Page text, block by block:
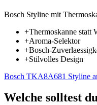
Bosch Styline mit
+Thermoskanne statt
+Aroma-Selektor
+Bosch-
+Stilvolles Design
Bosch TKA8A681 Styline
Welche solltest